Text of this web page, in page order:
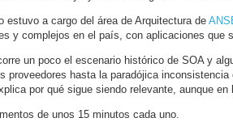
estuvo a cargo del área de Arquitectura de
y complejos en el país, con aplicaciones
un poco el escenario histórico de SOA y
proveedores hasta la paradójica
por qué sigue siendo relevante, aunque
de unos 15 minutos cada uno.